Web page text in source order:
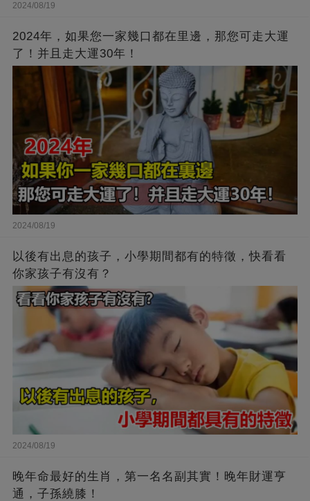
2024/08/19
2024年，如果您一家幾口都在里邊，那您可走大運
了！并且走大運30年！
2024/08/19
以後有出息的孩子，小學期間都有的特徵，快看看
你家孩子有沒有？
2024/08/19
晚年命最好的生肖，第一名名副其實！晚年財運亨
通，子孫繞膝！